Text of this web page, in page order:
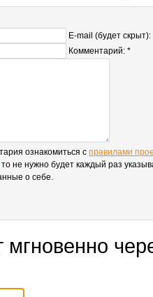
E-mail (будет скрыт):
Комментарий: *
ознакомиться с правилами
то не нужно будет каждый раз
о себе.
мгновенно